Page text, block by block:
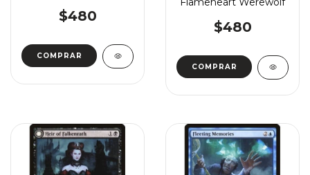
$480
COMPRAR
$480
COMPRAR